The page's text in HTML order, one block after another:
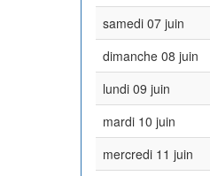
samedi 07 juin
dimanche 08 juin
lundi 09 juin
mardi 10 juin
mercredi 11 juin